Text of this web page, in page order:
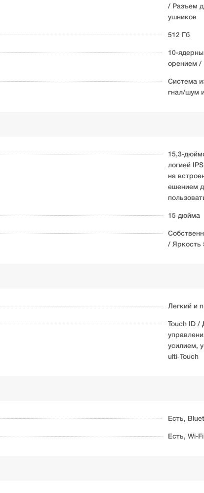
/ Разъем
ушников
512 Гб
10-
орением /
Система
гнал/шум
15,3-
логией
на
ешением
15 дюйма
/ Яркость
Легкий и
Touch ID
усилием,
ulti‑Touch
Есть,
Есть, Wi-